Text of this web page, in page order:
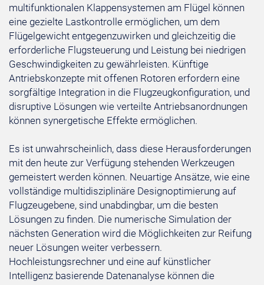
multifunktionalen Klappensystemen am Flügel können
eine gezielte Lastkontrolle ermöglichen, um dem
Flügelgewicht entgegenzuwirken und gleichzeitig die
erforderliche Flugsteuerung und Leistung bei niedrigen
Geschwindigkeiten zu gewährleisten. Künftige
Antriebskonzepte mit offenen Rotoren erfordern eine
sorgfältige Integration in die Flugzeugkonfiguration, und
disruptive Lösungen wie verteilte Antriebsanordnungen
können synergetische Effekte ermöglichen.
Es ist unwahrscheinlich, dass diese Herausforderungen
mit den heute zur Verfügung stehenden Werkzeugen
gemeistert werden können. Neuartige Ansätze, wie eine
vollständige multidisziplinäre Designoptimierung auf
Flugzeugebene, sind unabdingbar, um die besten
Lösungen zu finden. Die numerische Simulation der
nächsten Generation wird die Möglichkeiten zur Reifung
neuer Lösungen weiter verbessern.
Hochleistungsrechner und eine auf künstlicher
Intelligenz basierende Datenanalyse können die